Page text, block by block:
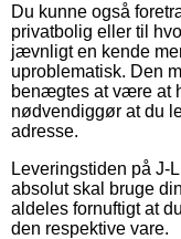
Du kunne også
privatbolig eller til
jævnligt en kende
uproblematisk. Den
benægtes at være at
nødvendiggør at du
adresse.
Leveringstiden på J-
absolut skal bruge
aldeles fornuftigt at
den respektive vare.